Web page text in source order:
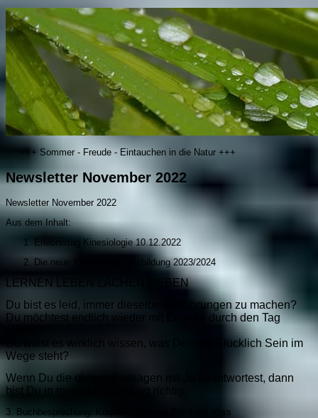
+++ Sommer - Freude - Eintauchen in die Natur +++
Newsletter November 2022
Newsletter November 2022
Aus dem Inhalt:
Erlebnistag Kinesiologie 10.12.2022
Die neue Kinesiologie Ausbildung 2023/2024
LERNEN LEBEN LACHEN LIEBEN
Du bist es leid, immer dieselben Erfahrungen zu machen?
Du möchtest endlich wieder mit Energie durch den Tag
Du willst es wirklich wissen, was Deinem Glücklich Sein im
Wege steht?
Wenn Du die obigen Aussagen mit Ja beantwortest, dann
bist Du in meiner Ausbildung richtig.
3. Buchbesprechung: Körperspuren von Bernhard Voss